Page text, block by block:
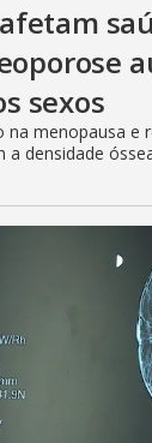
sexos
na menopausa e
densidade